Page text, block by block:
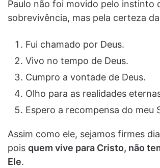
Paulo não foi movido pelo instinto
sobrevivência, mas pela certeza
Fui chamado por Deus.
Vivo no tempo de Deus.
Cumpro a vontade de Deus.
Olho para as realidades
Espero a recompensa do meu
Assim como ele, sejamos firmes
pois quem vive para Cristo, não
Ele.